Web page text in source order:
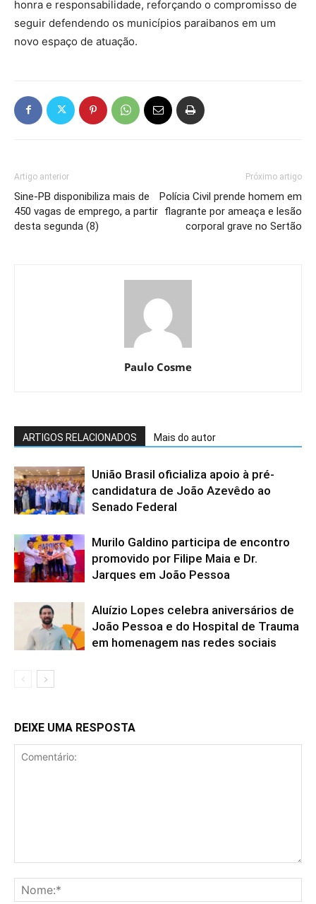
honra e responsabilidade, reforçando o compromisso de
seguir defendendo os municípios paraibanos em um
novo espaço de atuação.
Artigo anterior
Sine-PB disponibiliza mais de
450 vagas de emprego, a partir
desta segunda (8)
Próximo artigo
Polícia Civil prende homem em
flagrante por ameaça e lesão
corporal grave no Sertão
Paulo Cosme
ARTIGOS RELACIONADOS Mais do autor
União Brasil oficializa apoio à pré-
candidatura de João Azevêdo ao
Senado Federal
Murilo Galdino participa de encontro
promovido por Filipe Maia e Dr.
Jarques em João Pessoa
Aluízio Lopes celebra aniversários de
João Pessoa e do Hospital de Trauma
em homenagem nas redes sociais
DEIXE UMA RESPOSTA